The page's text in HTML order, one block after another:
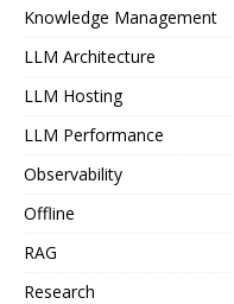
Knowledge Management
LLM Architecture
LLM Hosting
LLM Performance
Observability
Offline
RAG
Research